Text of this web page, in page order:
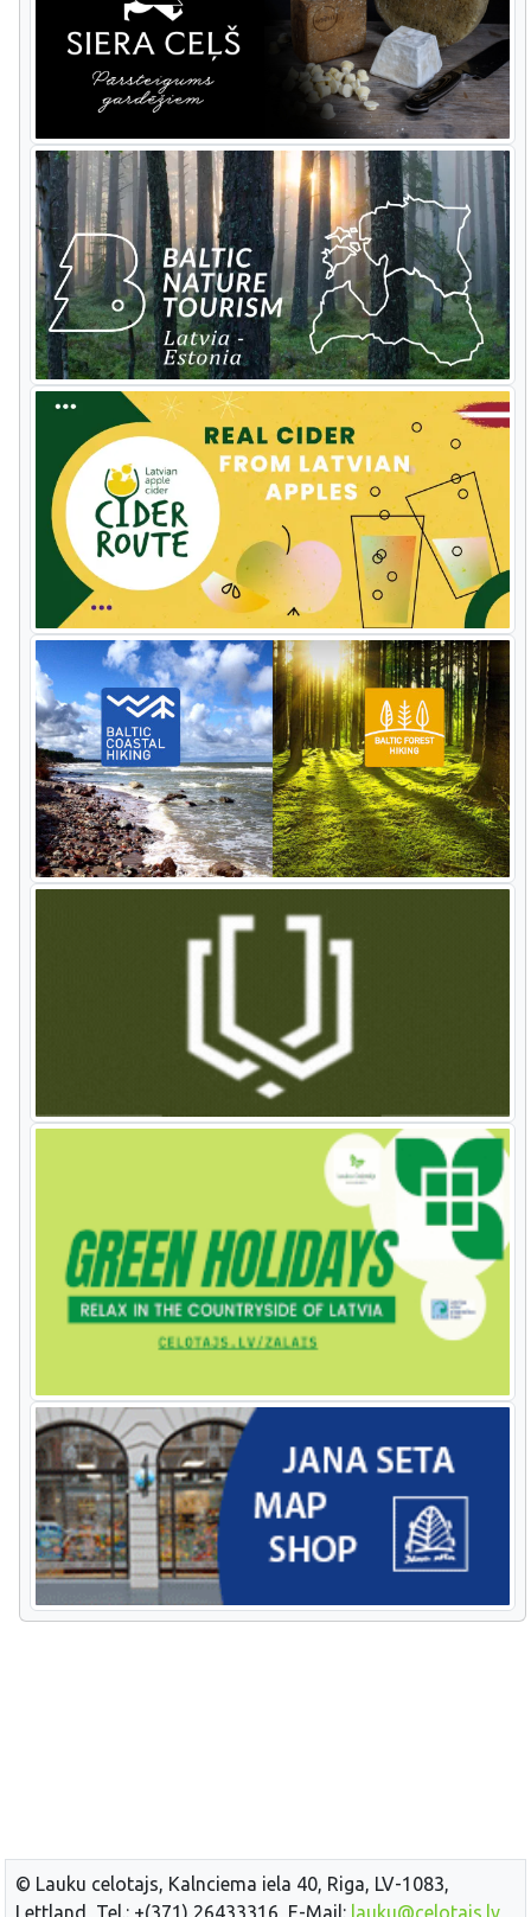
© Lauku celotajs, Kalnciema iela 40, Riga, LV-1083,
Lettland, Tel.: +(371) 26433316, E-Mail: lauku@celotajs.lv